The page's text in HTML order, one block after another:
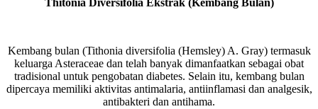
Thitonia Diversifolia Ekstrak (Kembang Bulan)
Kembang bulan (Tithonia diversifolia (Hemsley) A. Gray) termasuk
keluarga Asteraceae dan telah banyak dimanfaatkan sebagai obat
tradisional untuk pengobatan diabetes. Selain itu, kembang bulan
dipercaya memiliki aktivitas antimalaria, antiinflamasi dan analgesik,
antibakteri dan antihama.